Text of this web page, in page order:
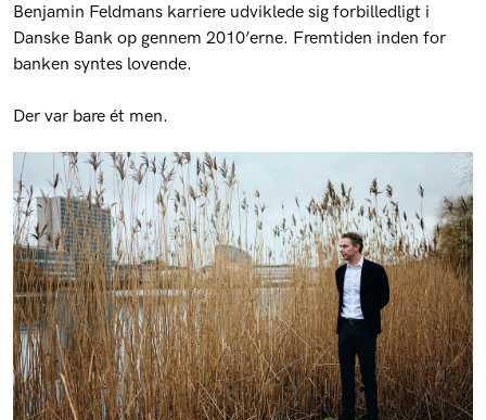
Benjamin Feldmans karriere udviklede sig forbilledligt i
Danske Bank op gennem 2010’erne. Fremtiden inden for
banken syntes lovende.
Der var bare ét men.